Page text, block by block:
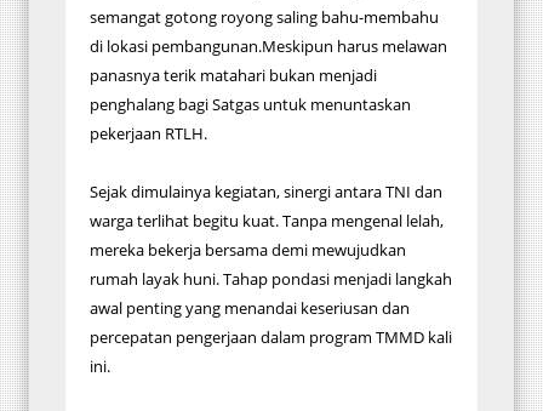
semangat gotong royong saling bahu-membahu
di lokasi pembangunan.Meskipun harus melawan
panasnya terik matahari bukan menjadi
penghalang bagi Satgas untuk menuntaskan
pekerjaan RTLH.
Sejak dimulainya kegiatan, sinergi antara TNI dan
warga terlihat begitu kuat. Tanpa mengenal lelah,
mereka bekerja bersama demi mewujudkan
rumah layak huni. Tahap pondasi menjadi langkah
awal penting yang menandai keseriusan dan
percepatan pengerjaan dalam program TMMD kali
ini.